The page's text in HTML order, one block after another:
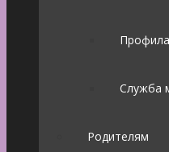
Служба
Родителям